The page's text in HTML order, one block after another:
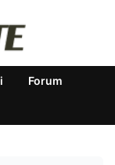
Forum